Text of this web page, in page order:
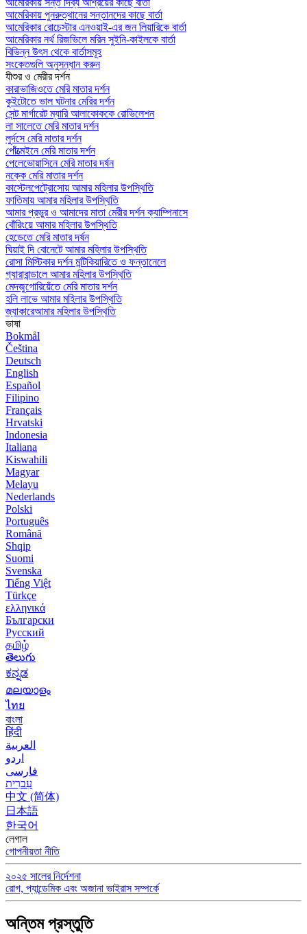
আমেরিকায় পুনরুত্থানের সন্তানদের কাছে বার্তা
আমেরিকার রোচেস্টার এনওয়াই-এর জন লিয়ারিকে বার্তা
আমেরিকার নর্থ রিজভিলে মরিন সুইনি-কাইলকে বার্তা
বিভিন্ন উৎস থেকে বার্তাসমূহ
সংকেতগুলি অনুসন্ধান করুন
যীশুর ও মেরীর দর্শন
কারাভাজিওতে মেরি মাতার দর্শন
কুইটোতে ভাল ঘটনার মেরির দর্শন
সেন্ট মার্গারেট ম্যারি আলাকোককে রোভিলেশন
লা সালেতে মেরি মাতার দর্শন
লুর্দসে মেরি মাতার দর্শন
পোঁত্মেইনে মেরি মাতার দর্শন
পেলেভোয়াসিনে মেরি মাতার দর্ষন
নক্কে মেরি মাতার দর্শন
কাস্টেলপেট্রোসোয় আমার মহিলার উপস্থিতি
ফাতিমায় আমার মহিলার উপস্থিতি
আমার প্রভুর ও আমাদের মাতা মেরীর দর্শন ক্যাম্পিনাসে
বোঁরিংয়ে আমার মহিলার উপস্থিতি
হেডেতে মেরি মাতার দর্ষন
ঘিয়াই দি বোনেটে আমার মহিলার উপস্থিতি
রোসা মিস্টিকার দর্শন মন্টিকিয়ারিতে ও ফন্তানেলে
গ্যারাবান্ডালে আমার মহিলার উপস্থিতি
মেদজুগোরিয়েঁতে মেরি মাতার দর্শন
হলি লাভে আমার মহিলার উপস্থিতি
জ্যাকারেআমার মহিলার উপস্থিতি
ভাষা
Bokmål
Čeština
Deutsch
English
Español
Filipino
Français
Hrvatski
Indonesia
Italiana
Kiswahili
Magyar
Melayu
Nederlands
Polski
Português
Română
Shqip
Suomi
Svenska
Tiếng Việt
Türkçe
ελληνικά
Български
Русский
தமிழ்
తెలుగు
ಕನ್ನಡ
മലയാളം
ไทย
বাংলা
हिंदी
العربية
اردو
فارسی
עִברִית
中文 (简体)
日本語
한국어
লেগাল
গোপনীয়তা নীতি
২০২৫ সালের নির্দেশনা
রোগ, প্যান্ডেমিক এবং অজানা ভাইরাস সম্পর্কে
অন্তিম প্রস্তুতি